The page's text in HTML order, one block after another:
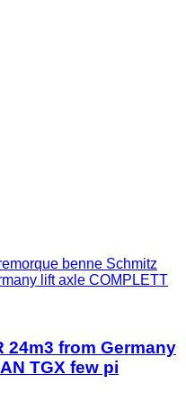
benne Schmitz
lift axle COMPLETT
24m3 from Germany
TGX few pi